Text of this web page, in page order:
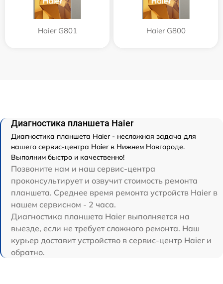
Haier G801 Haier G800
Диагностика планшета Haier
Диагностика планшета Haier - несложная задача для
нашего сервис-центра Haier в Нижнем Новгороде.
Выполним быстро и качественно!
Позвоните нам и наш сервис-центра
проконсультирует и озвучит стоимость ремонта
планшета. Среднее время ремонта устройств Haier в
нашем сервисном - 2 часа.
Диагностика планшета Haier выполняется на
выезде, если не требует сложного ремонта. Наш
курьер доставит устройство в сервис-центр Haier и
обратно.